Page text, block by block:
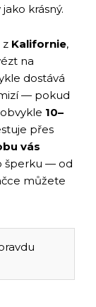
krásný.
z Kalifornie,
na
dostává
— pokud
10–
přes
vás
šperku — od
můžete